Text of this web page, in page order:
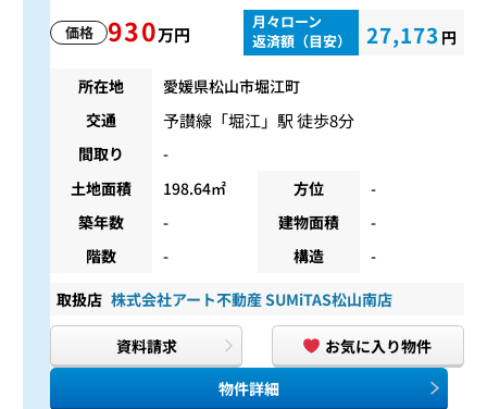
価格 930万円
月々ローン
返済額（目安）
27,173 円
所在地
愛媛県松山市堀江町
交通
予讃線 「堀江 」駅 徒歩8分
間取り
-
土地面積
198.64㎡ 方位
-
築年数
- 建物面積
-
階数
- 構造 -
取扱店 株式会社アート不動産 SUMiTAS松山南店
資料請求
お気に入り物件
物件詳細